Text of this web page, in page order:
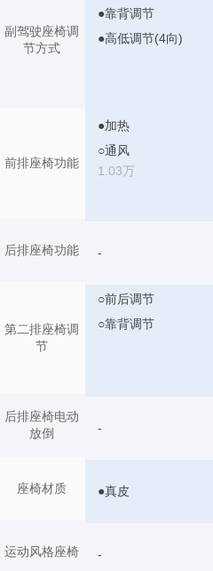
副驾驶座椅调
节方式
前排座椅功能
后排座椅功能
第二排座椅调
节
后排座椅电动
放倒
座椅材质
运动风格座椅
●靠背调节
●高低调节(4向)
●加热
○通风
1.03万
-
○前后调节
○靠背调节
-
●真皮
-